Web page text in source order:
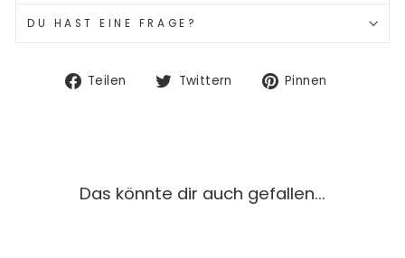
DU HAST EINE FRAGE?
Teilen
Auf
Twittern
Auf
Pinnen
Das könnte dir auch gefallen...